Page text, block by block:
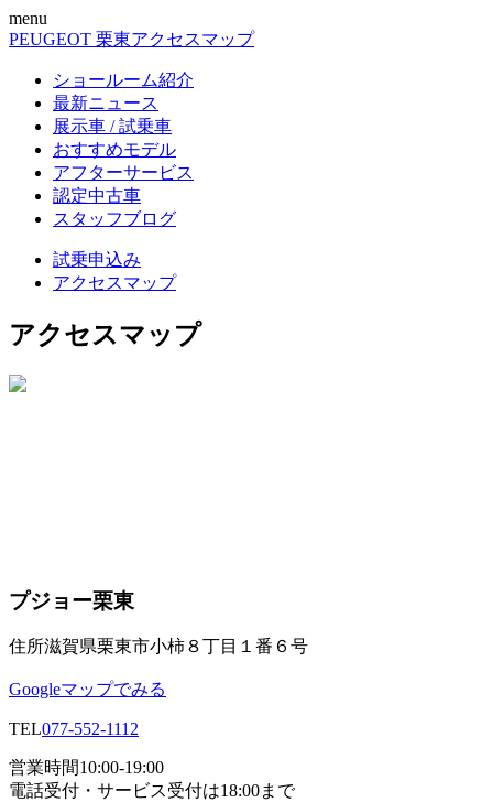
menu
PEUGEOT 栗東アクセスマップ
ショールーム紹介
最新ニュース
展示車 / 試乗車
おすすめモデル
アフターサービス
認定中古車
スタッフブログ
試乗申込み
アクセスマップ
アクセスマップ
プジョー栗東
住所滋賀県栗東市小柿８丁目１番６号
Googleマップでみる
TEL077-552-1112
営業時間10:00-19:00
電話受付・サービス受付は18:00まで